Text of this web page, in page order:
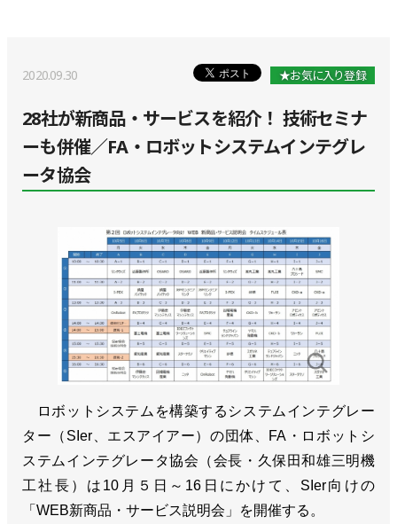
2020.09.30 ★お気に入り登録
28社が新商品・サービスを紹介！ 技術セミナ
ーも併催／FA・ロボットシステムインテグレ
ータ協会
ロボットシステムを構築するシステムインテグレー
ター（SIer、エスアイアー）の団体、FA・ロボットシ
ステムインテグレータ協会（会長・久保田和雄三明機
工社長）は10月５日～16日にかけて、SIer向けの
「WEB新商品・サービス説明会」を開催する。